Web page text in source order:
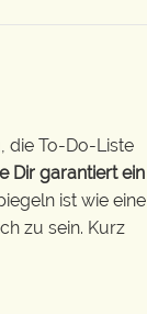
die To-Do-Liste
Dir garantiert ein
ist wie eine
zu sein. Kurz